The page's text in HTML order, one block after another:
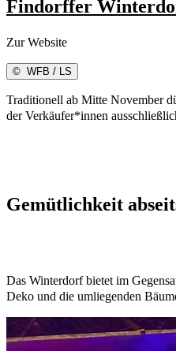
Findorffer
Zur Website
© WFB / LS
Traditionell ab Mitte November
der Verkäufer*innen
Gemütlichkeit
Das Winterdorf bietet im
Deko und die umliegenden